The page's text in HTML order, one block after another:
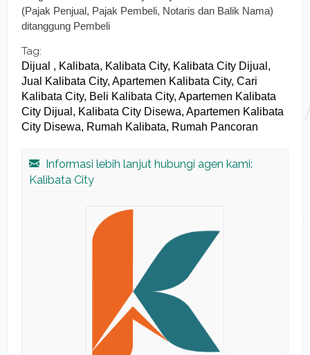
(Pajak Penjual, Pajak Pembeli, Notaris dan Balik Nama)
ditanggung Pembeli
Tag:
Dijual , Kalibata, Kalibata City, Kalibata City Dijual,
Jual Kalibata City, Apartemen Kalibata City, Cari
Kalibata City, Beli Kalibata City, Apartemen Kalibata
City Dijual, Kalibata City Disewa, Apartemen Kalibata
City Disewa, Rumah Kalibata, Rumah Pancoran
Informasi lebih lanjut hubungi agen kami:
Kalibata City